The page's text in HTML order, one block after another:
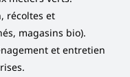
récoltes et
magasins bio).
et entretien